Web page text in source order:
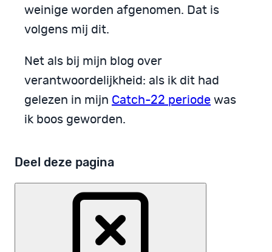
weinige worden afgenomen. Dat is
volgens mij dit.
Net als bij mijn blog over
verantwoordelijkheid: als ik dit had
gelezen in mijn Catch-22 periode was
ik boos geworden.
Deel deze pagina